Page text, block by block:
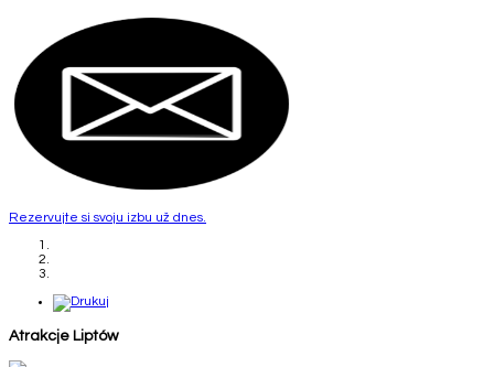
Rezervujte si svoju izbu už dnes.
Atrakcje Liptów